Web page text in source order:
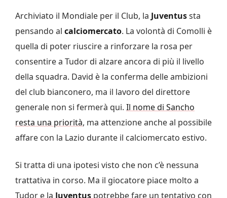
Archiviato il Mondiale per il Club, la Juventussta
pensando al calciomercato. La volontà di Comolli è
quella di poter riuscire a rinforzare la rosa per
consentire a Tudor di alzare ancora di più il livello
della squadra. David è la conferma delle ambizioni
del club bianconero, ma il lavoro del direttore
generale non si fermerà qui. Il nome di Sancho
resta una priorità, ma attenzione anche al possibile
affare con la Lazio durante il calciomercato estivo.
Si tratta di una ipotesi visto che non c’è nessuna
trattativa in corso. Ma il giocatore piace molto a
Tudor e la Juventus potrebbe fare un tentativo con